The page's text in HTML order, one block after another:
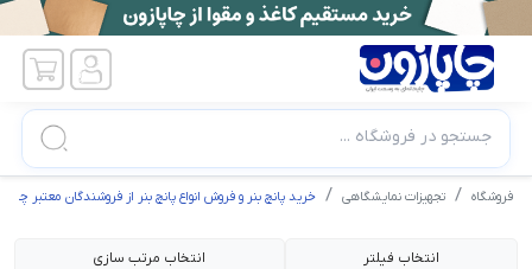
جستجو در فروشگاه ...
فروشگاه تجهیزات نمایشگاهی
انتخاب فیلتر انتخاب مرتب سازی